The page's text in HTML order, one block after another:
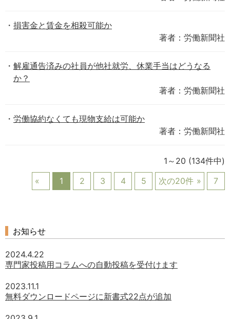
損害金と賃金を相殺可能か
著者：労働新聞社
解雇通告済みの社員が他社就労、休業手当はどうなる
か？
著者：労働新聞社
労働協約なくても現物支給は可能か
著者：労働新聞社
1～20 (134件中)
1
2 3 4 5 次の20件 7
お知らせ
2024.4.22
専門家投稿用コラムへの自動投稿を受付けます
2023.11.1
無料ダウンロードページに新書式22点が追加